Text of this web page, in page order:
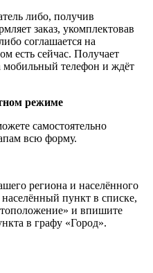
либо, получив
заказ, укомплектовав
соглашается на
есть сейчас. Получает
мобильный телефон и ждёт
режиме
самостоятельно
всю форму.
региона и населённого
пункт в списке,
и впишите
в графу «Город».